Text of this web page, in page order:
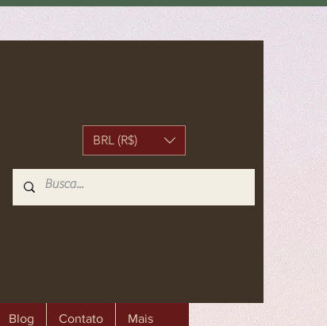
BRL (R$)
Blog Contato Mais